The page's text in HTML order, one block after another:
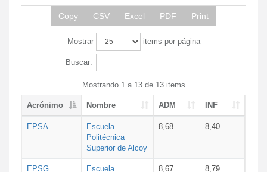
Copy CSV Excel PDF Print
Mostrar items por página
Buscar:
Mostrando 1 a 13 de 13 items
Acrónimo Nombre ADM INF
EPSA
Escuela
Politécnica
Superior de Alcoy
8,68 8,40
EPSG
Escuela
8,67 8,79